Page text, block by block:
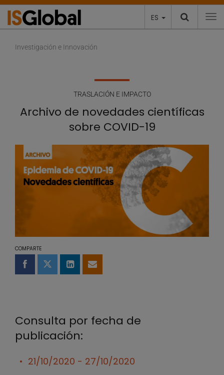
ES
Investigación e Innovación
TRASLACIÓN E IMPACTO
Archivo de novedades científicas
sobre COVID-19
COMPARTE
Compartir en Facebook
Compartir en Twitter
Compartir en LinkedIn
Compartir por email
Consulta por fecha de
publicación:
21/10/2020 - 27/10/2020